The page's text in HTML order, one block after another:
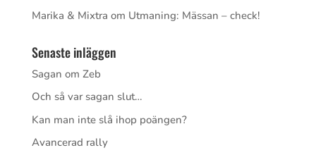
Marika & Mixtra om Utmaning: Mässan – check!
Senaste inläggen
Sagan om Zeb
Och så var sagan slut…
Kan man inte slå ihop poängen?
Avancerad rally